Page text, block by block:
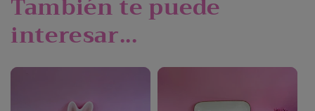
interesar...